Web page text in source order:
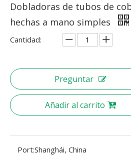
Dobladoras de tubos de
hechas a mano simples
Cantidad:
Preguntar
Añadir al carrito
Port:Shanghái, China